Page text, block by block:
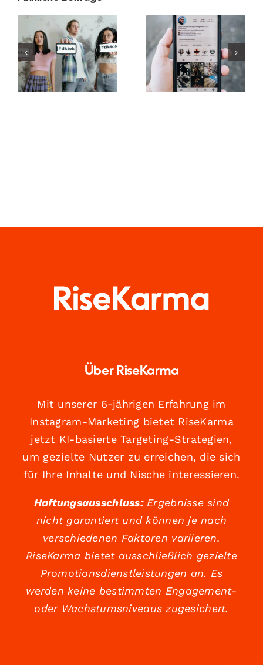
Die besten
TikTok-
Schriftgeneratoren
für kreative
Untertitel
Die Top 3
Plattformen
zum Planen
von
Beiträgen in
sozialen
Über RiseKarma
Mit unserer 6-jährigen Erfahrung im
Instagram-Marketing bietet RiseKarma
jetzt KI-basierte Targeting-Strategien,
um gezielte Nutzer zu erreichen, die sich
für Ihre Inhalte und Nische interessieren.
Haftungsausschluss:Ergebnisse sind
nicht garantiert und können je nach
verschiedenen Faktoren variieren.
RiseKarma bietet ausschließlich gezielte
Promotionsdienstleistungen an. Es
werden keine bestimmten Engagement-
oder Wachstumsniveaus zugesichert.